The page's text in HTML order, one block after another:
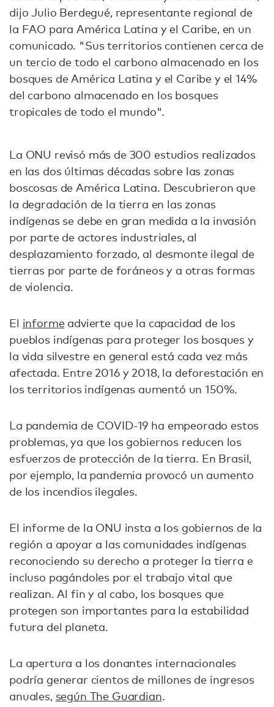
dijo Julio Berdegué, representante regional de
la FAO para América Latina y el Caribe, en un
comunicado. "Sus territorios contienen cerca de
un tercio de todo el carbono almacenado en los
bosques de América Latina y el Caribe y el 14%
del carbono almacenado en los bosques
tropicales de todo el mundo".
La ONU revisó más de 300 estudios realizados
en las dos últimas décadas sobre las zonas
boscosas de América Latina. Descubrieron que
la degradación de la tierra en las zonas
indígenas se debe en gran medida a la invasión
por parte de actores industriales, al
desplazamiento forzado, al desmonte ilegal de
tierras por parte de foráneos y a otras formas
de violencia.
El informeadvierte que la capacidad de los
pueblos indígenas para proteger los bosques y
la vida silvestre en general está cada vez más
afectada. Entre 2016 y 2018, la deforestación en
los territorios indígenas aumentó un 150%.
La pandemia de COVID-19 ha empeorado estos
problemas, ya que los gobiernos reducen los
esfuerzos de protección de la tierra. En Brasil,
por ejemplo, la pandemia provocó un aumento
de los incendios ilegales.
El informe de la ONU insta a los gobiernos de la
región a apoyar a las comunidades indígenas
reconociendo su derecho a proteger la tierra e
incluso pagándoles por el trabajo vital que
realizan. Al fin y al cabo, los bosques que
protegen son importantes para la estabilidad
futura del planeta.
La apertura a los donantes internacionales
podría generar cientos de millones de ingresos
anuales, según The Guardian.